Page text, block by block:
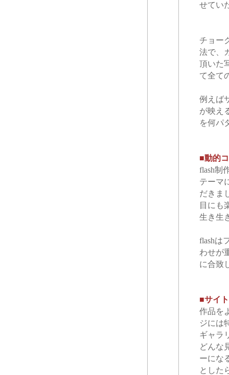
せてい
チョー
法で、
頂いた
て全て
例えば
が映え
を何パ
■動的
flash制
テーマ
だきま
目にも
生き生
flashは
わせが
に合致
■サイ
作品を
ジには
ギャラ
どんな
ーにな
とした